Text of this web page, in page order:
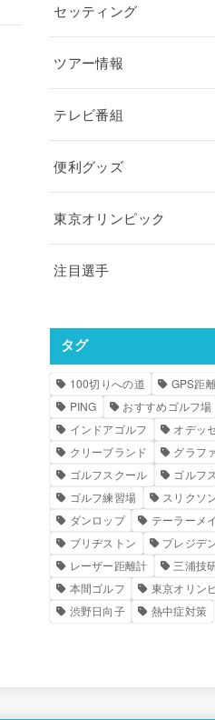
セッティング
ツアー情報
テレビ番組
便利グッズ
東京オリンピック
注目選手
タグ
100切りへの道 GPS距
PING
おすすめゴルフ場
インドアゴルフ
オデッ
クリーブランド
グラフ
ゴルフスクール
ゴルフ
ゴルフ練習場
スリクソ
ダンロップ
テーラーメ
ブリヂストン
プレジデ
レーザー距離計
三浦技
本間ゴルフ
東京オリン
渋野日向子
熱中症対策